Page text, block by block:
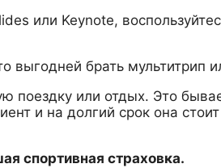
или Keynote,
брать мультитрип
поездку или отдых. Это
и на долгий срок она
спортивная страховка.